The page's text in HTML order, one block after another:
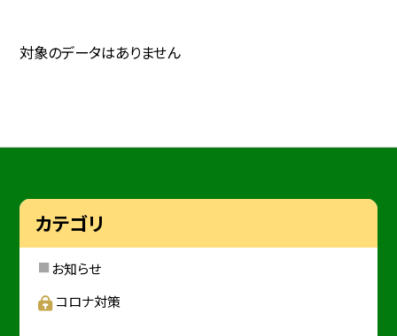
対象のデータはありません
カテゴリ
お知らせ
コロナ対策